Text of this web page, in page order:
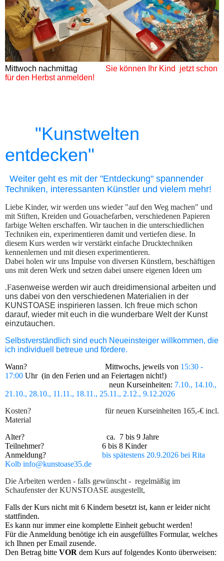
Mittwoch nachmittag Sie können Ihr Kind jetzt schon
für den Herbst anmelden!
"Kunstwelten
entdecken"
Weiter geht es mit der "Entdeckung" spannender
Techniken, interessanten Künstler und vielem mehr!
Liebe Kinder, wir werden uns wieder "auf den Weg machen" und
mit Stiften, Kreiden und Gouachefarben, verschiedenen Papieren
farbige Welten erschaffen. Wir tauchen in die unterschiedlichen
Techniken ein, experimentieren damit und vertiefen diese. In
diesem Kurs werden wir verstärkt einfache Drucktechniken
kennenlernen und mit diesen experimentieren.
Dabei holen wir uns Impulse von diversen Künstlern, beschäftigen
uns mit deren Werk und setzen dabei unsere eigenen Ideen um
.Fasenweise werden wir auch dreidimensional arbeiten und
uns dabei von den verschiedenen Materialien in der
KUNSTOASE inspirieren lassen. Ich freue mich schon
darauf, wieder mit euch in die wunderbare Welt der Kunst
einzutauchen.
Selbstverständlich sind euch Neueinsteiger willkommen, die
ich individuell betreue und fördere.
Wann? Mittwochs, jeweils von 15:30 -
17:00 Uhr (in den Ferien und an Feiertagen nicht!)
neun Kurseinheiten: 7.10., 14.10.,
21.10., 28.10., 11.11., 18.11., 25.11., 2.12., 9.12.2026
Kosten? für neuen Kurseinheiten 165,-€ incl.
Material
Alter? ca. 7 bis 9 Jahre
Teilnehmer? 6 bis 8 Kinder
Anmeldung? bis spätestens 20.9.2026 bei Rita
Kolb info@kunstoase35.de
Die Arbeiten werden - falls gewünscht - regelmäßig im
Schaufenster der KUNSTOASE ausgestellt,
Falls der Kurs nicht mit 6 Kindern besetzt ist, kann er leider nicht
stattfinden.
Es kann nur immer eine komplette Einheit gebucht werden!
Für die Anmeldung benötige ich ein ausgefülltes Formular, welches
ich Ihnen per Email zusende.
Den Betrag bitte VOR dem Kurs auf folgendes Konto überweisen: